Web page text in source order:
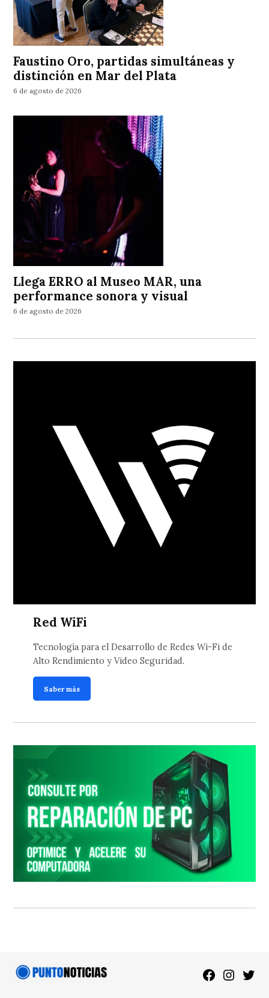
Faustino Oro, partidas simultáneas y
distinción en Mar del Plata
6 de agosto de 2026
Llega ERRO al Museo MAR, una
performance sonora y visual
6 de agosto de 2026
Red WiFi
Tecnología para el Desarrollo de Redes Wi-Fi de
Alto Rendimiento y Video Seguridad.
Saber más
Facebook